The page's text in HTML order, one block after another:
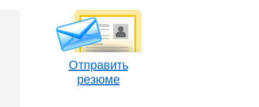
Отправить
резюме